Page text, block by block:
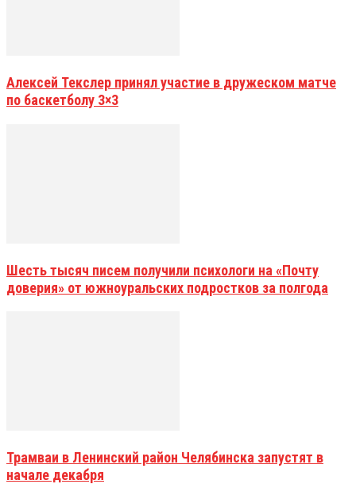
Алексей Текслер принял участие в дружеском матче
по баскетболу 3×3
Шесть тысяч писем получили психологи на «Почту
доверия» от южноуральских подростков за полгода
Трамваи в Ленинский район Челябинска запустят в
начале декабря